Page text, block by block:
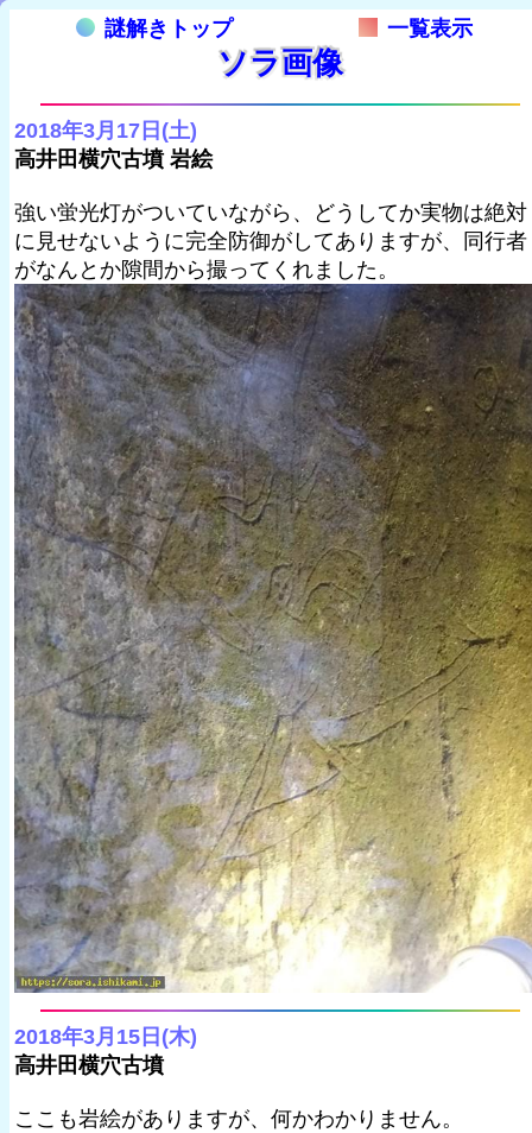
謎解きトップ 一覧表示
ソラ画像
2018年3月17日(土)
高井田横穴古墳 岩絵
強い蛍光灯がついていながら、どうしてか実物は絶対
に見せないように完全防御がしてありますが、同行者
がなんとか隙間から撮ってくれました。
2018年3月15日(木)
高井田横穴古墳
ここも岩絵がありますが、何かわかりません。